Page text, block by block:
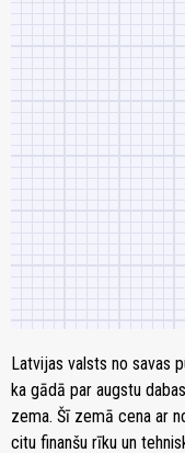
Latvijas valsts no savas
ka gādā par augstu
zema. Šī zemā cena ar
citu finanšu rīku un